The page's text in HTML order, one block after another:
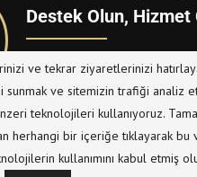
Destek Olun, Hizmet
PATREONüzerinden
bulanabilirsiniz.
Ulaşın Taziye Defteri
ve tekrar ziyaretlerinizi
sunmak ve sitemizin trafiği analiz
teknolojileri kullanıyoruz.
herhangi bir içeriğe tıklayarak bu
kullanımını kabul etmiş